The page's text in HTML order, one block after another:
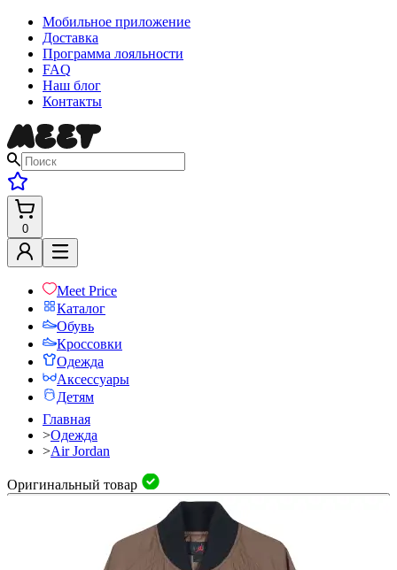
Мобильное приложение
Доставка
Программа лояльности
FAQ
Наш блог
Контакты
0
Meet Price
Каталог
Обувь
Кроссовки
Одежда
Аксессуары
Детям
Главная
>Одежда
>Air Jordan
Оригинальный товар